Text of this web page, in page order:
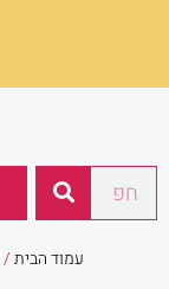
חיפוש
עמוד הבית/